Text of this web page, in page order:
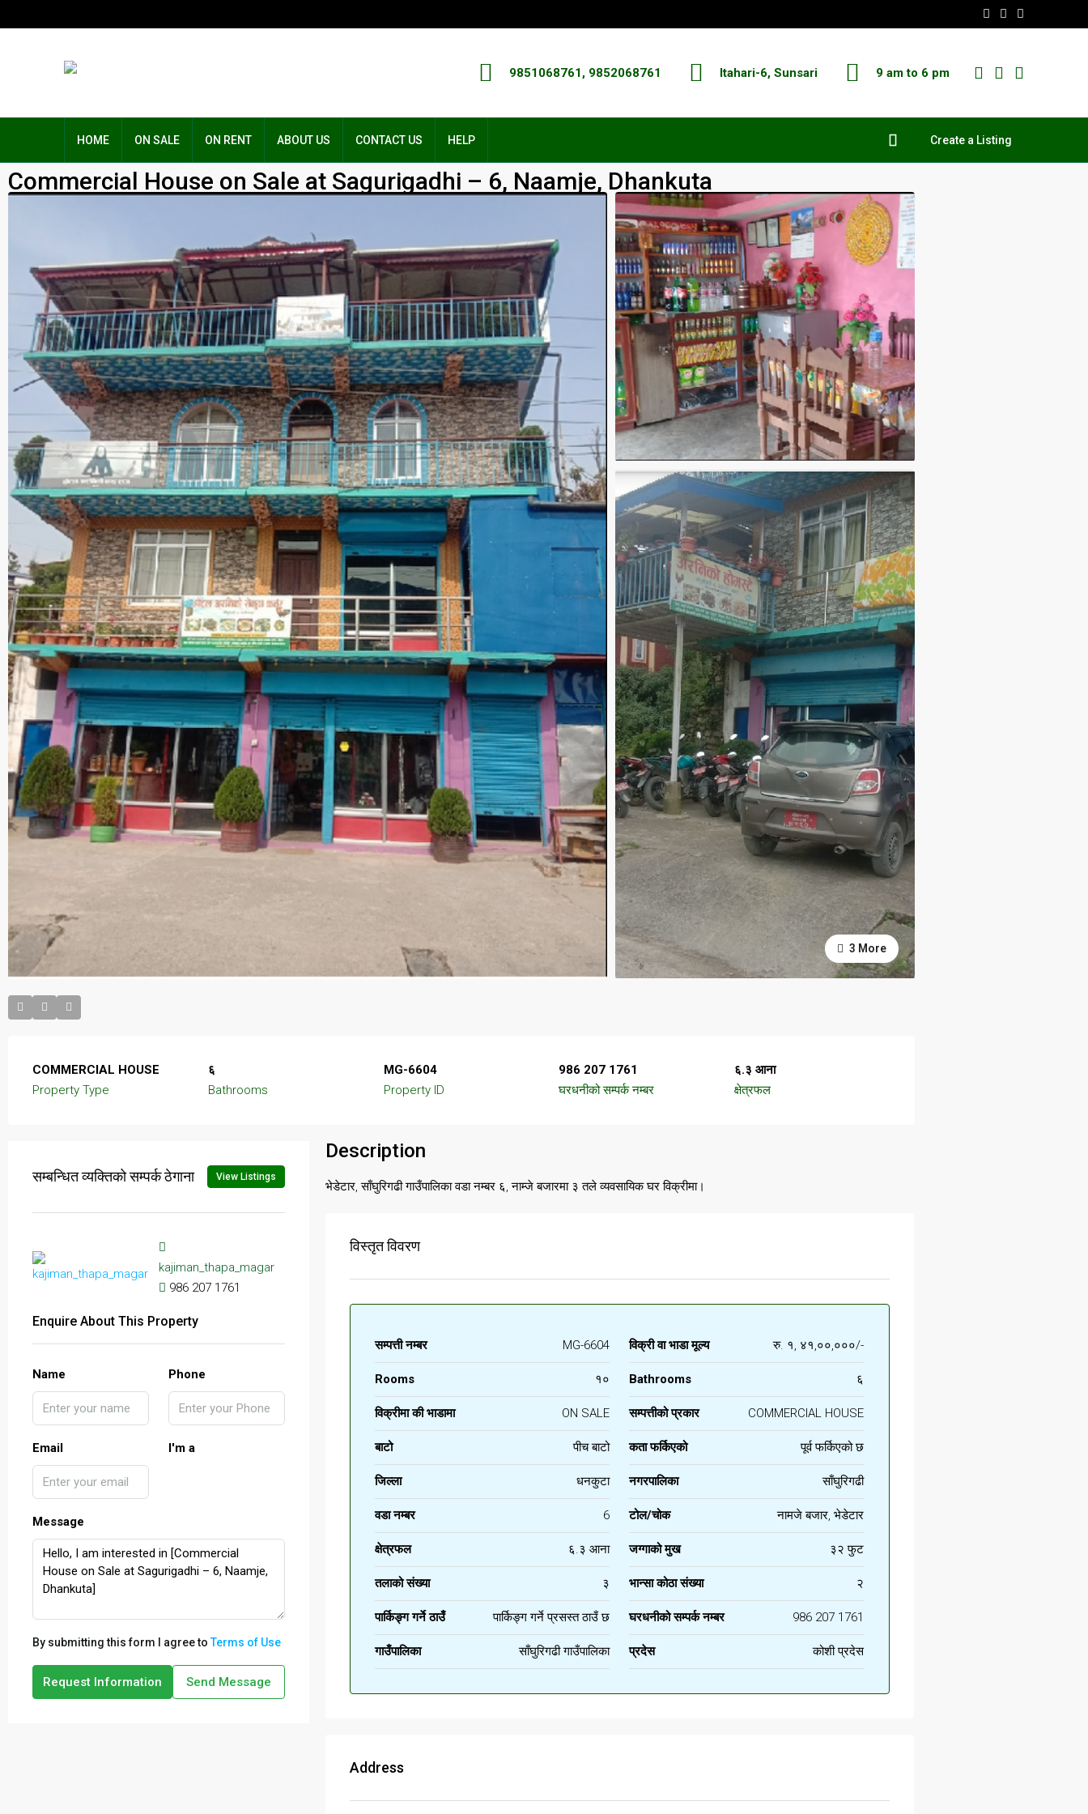
9851068761, 9852068761 Itahari-6, Sunsari 9 am to 6 pm
HOME ON SALE ON RENT ABOUT US CONTACT US HELP Create a Listing
Commercial House on Sale at Sagurigadhi – 6, Naamje, Dhankuta
3 More
COMMERCIAL HOUSE
Property Type
६
Bathrooms
MG-6604
Property ID
986 207 1761
घरधनीको सम्पर्क नम्बर
६.३ आना
क्षेत्रफल
सम्बन्धित व्यक्तिको सम्पर्क ठेगाना View Listings
kajiman_thapa_magar
986 207 1761
Enquire About This Property
Name Phone
Email I'm a
Message
By submitting this form I agree toTerms of Use
Request Information Send Message
Description
भेडेटार, साँघुरिगढी गाउँपालिका वडा नम्बर ६, नाम्जे बजारमा ३ तले व्यवसायिक घर विक्रीमा।
विस्तृत विवरण
सम्पत्ती नम्बर MG-6604 विक्री वा भाडा मूल्य रु. १, ४१,००,०००/-
Rooms १० Bathrooms ६
विक्रीमा की भाडामा ON SALE सम्पत्तीको प्रकार COMMERCIAL HOUSE
बाटो पीच बाटो कता फर्किएको पूर्व फर्किएको छ
जिल्ला धनकुटा नगरपालिका साँघुरिगढी
वडा नम्बर 6 टोल/चोक नामजे बजार, भेडेटार
क्षेत्रफल ६.३ आना जग्गाको मुख ३२ फुट
तलाको संख्या ३ भान्सा कोठा संख्या २
पार्किङ्ग गर्ने ठाउँ पार्किङ्ग गर्ने प्रसस्त ठाउँ छ घरधनीको सम्पर्क नम्बर 986 207 1761
गाउँपालिका साँघुरिगढी गाउँपालिका प्रदेस कोशी प्रदेस
Address